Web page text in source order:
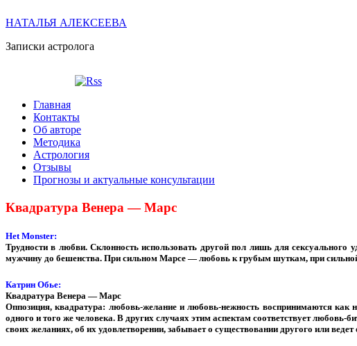
НАТАЛЬЯ АЛЕКСЕЕВА
Записки астролога
Главная
Контакты
Об авторе
Методика
Астрология
Отзывы
Прогнозы и актуальные консультации
Квадратура Венера — Марс
Het Monster:
Трудности в любви. Склонность использовать другой пол лишь для
мужчину до бешенства. При сильном Марсе — любовь к грубым шуткам, при сильной
Катрин Обье:
Квадратура Венера — Марс
Оппозиция, квадратура: любовь-желание и любовь-нежность воспринимаются как
одного и того же человека. В других случаях этим аспектам соответствует
своих желаниях, об их удовлетворении, забывает о существовании другого или ведет